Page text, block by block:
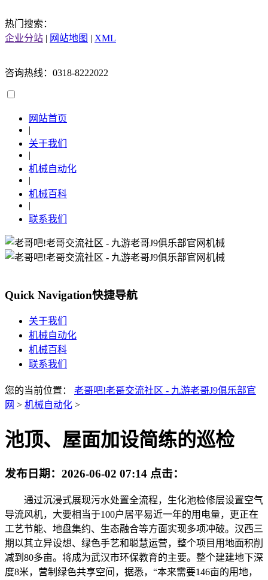
热门搜索：
企业分站 | 网站地图 | XML
咨询热线：0318-8222022
网站首页
|
关于我们
|
机械自动化
|
机械百科
|
联系我们
Quick Navigation快捷导航
关于我们
机械自动化
机械百科
联系我们
您的当前位置： 老哥吧!老哥交流社区 - 九游老哥J9俱乐部官
网 > 机械自动化 >
池顶、屋面加设简练的巡检
发布日期： 2026-06-02 07:14 点击：
通过沉浸式展现污水处置全流程，生化池检修层设置空气
导流风机，大要相当于100户居平易近一年的用电量，更正在
工艺节能、地盘集约、生态融合等方面实现多项冲破。汉西三
期以其立异设想、绿色手艺和聪慧运营，整个项目用地面积削
减到80多亩。将成为武汉市环保教育的主要。整个建建地下深
度8米，营制绿色共享空间，据悉，“本来需要146亩的用地，